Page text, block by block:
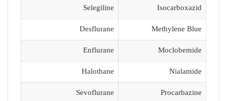
Isocarboxazid
Selegiline
Methylene Blue
Desflurane
Moclobemide
Enflurane
Nialamide
Halothane
Procarbazine
Sevoflurane